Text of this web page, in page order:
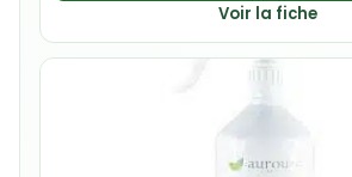
Voir la fiche